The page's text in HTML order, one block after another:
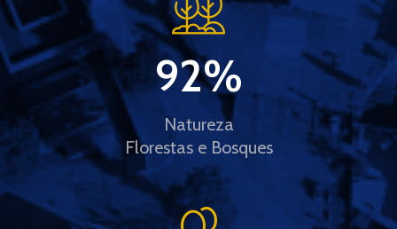
Natureza
Florestas e Bosques
92%